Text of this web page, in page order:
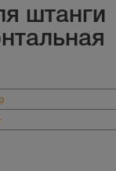
штанги